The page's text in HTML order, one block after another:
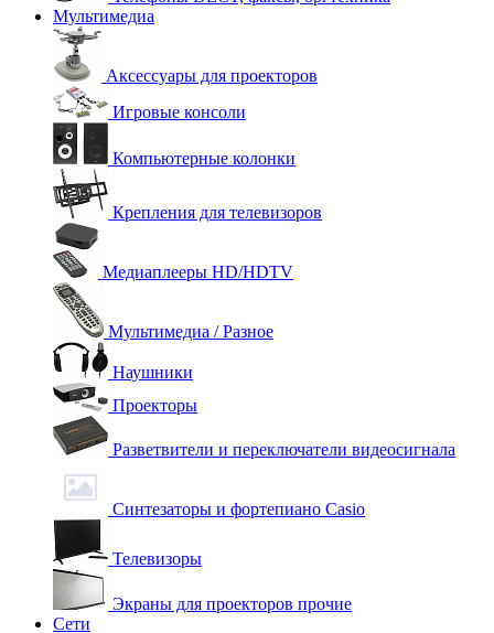
Мультимедиа
Аксессуары для проекторов
Игровые консоли
Компьютерные колонки
Крепления для телевизоров
Медиаплееры HD/HDTV
Мультимедиа / Разное
Наушники
Проекторы
Разветвители и переключатели видеосигнала
Синтезаторы и фортепиано Casio
Телевизоры
Экраны для проекторов прочие
Сети